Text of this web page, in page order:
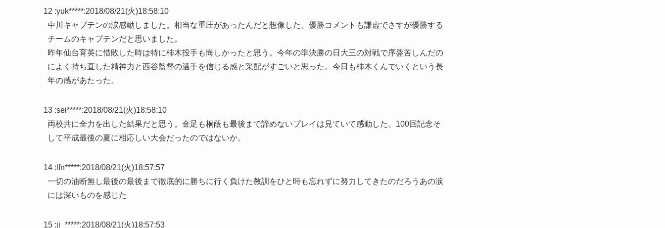
12 :yuk*****:2018/08/21(火)18:58:10
中川キャプテンの涙感動しました。相当な重圧があったんだと想像した。優勝コメントも謙虚でさすが優勝する
チームのキャプテンだと思いました。
昨年仙台育英に惜敗した時は特に柿木投手も悔しかったと思う。今年の準決勝の日大三の対戦で序盤苦しんだの
によく持ち直した精神力と西谷監督の選手を信じる感と采配がすごいと思った。今日も柿木くんでいくという長
年の感があたった。
13 :sei*****:2018/08/21(火)18:58:10
両校共に全力を出した結果だと思う。金足も桐蔭も最後まで諦めないプレイは見ていて感動した。100回記念そ
して平成最後の夏に相応しい大会だったのではないか。
14 : lfn*****:2018/08/21(火)18:57:57
一切の油断無し最後の最後まで徹底的に勝ちに行く負けた教訓をひと時も忘れずに努力してきたのだろうあの涙
には深いものを感じた
15 :ji_*****:2018/08/21(火)18:57:53